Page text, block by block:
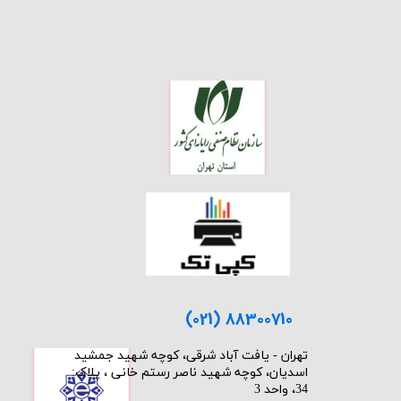
(021) 88300710
​تهران - یافت آباد شرقی، کوچه شهید جمشید
اسدیان، کوچه شهید ناصر رستم خانی ، پلاک:
34، واحد 3